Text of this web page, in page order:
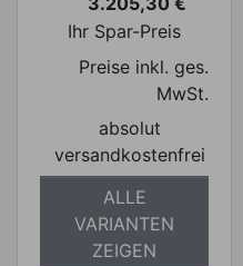
Preis
Ihr Spar-Preis
Preise inkl. ges.
MwSt.
absolut
versandkostenfrei
ALLE
VARIANTEN
ZEIGEN